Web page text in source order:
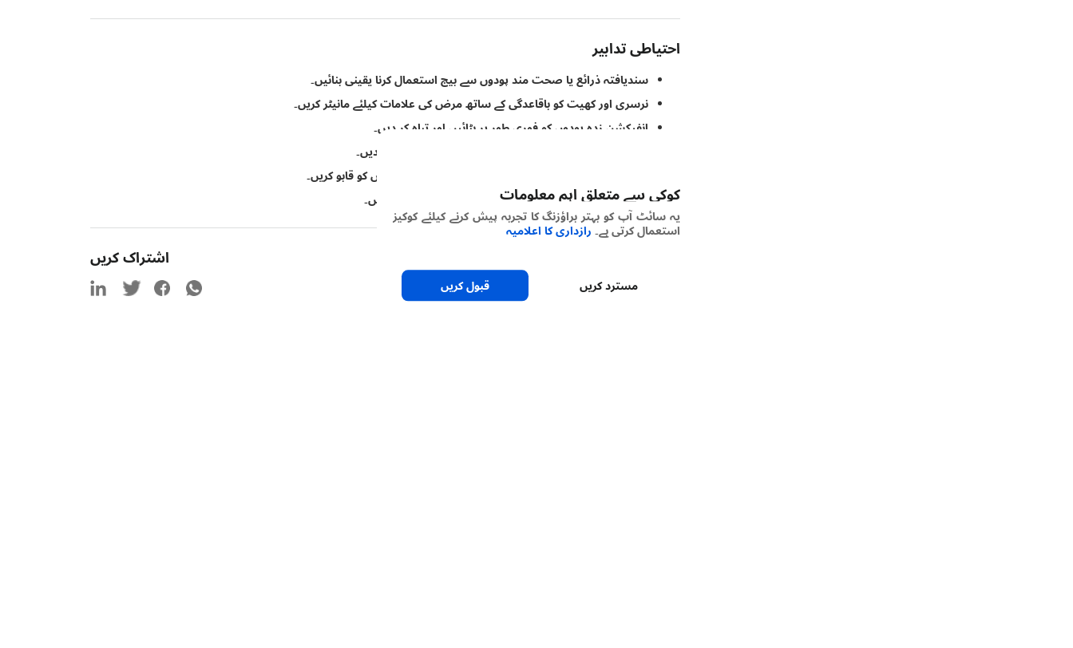
احتیاطی تدابیر
سندیافتہ ذرائع یا صحت مند پودوں سے بیج استعمال کرنا یقینی بنائیں۔
نرسری اور کھیت کو باقاعدگی کے ساتھ مرض کی علامات کیلئے مانیٹر کریں۔
انفیکشن زدہ پودوں کو فوری طور پر ہٹائیں اور تباہ کر دیں۔
کٹائی کے کاشت کاری کریں اور پودے کی باقیات کو تباہ کر دیں۔
کھیت کے اندر اور ارد گرد متبادل میزبانوں اور فالتو جھاڑیوں کو قابو کریں۔
ابتلا زدہ کھیتوں سے نئے مقامات پر بیجوں کو نہ منتقل کریں۔
اشتراک کریں
کوکی سے متعلق اہم معلومات
یہ سائٹ آپ کو بہتر براؤزنگ کا تجربہ پیش کرنے کیلئے کوکیز
استعمال کرتی ہے۔ رازداری کا اعلامیہ
مسترد کریں قبول کریں